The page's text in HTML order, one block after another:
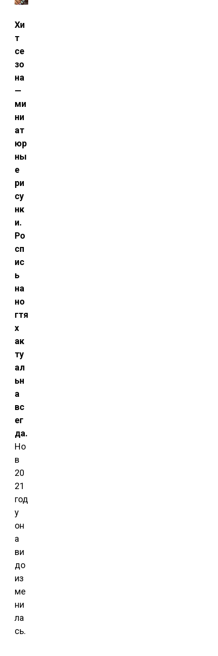
Хи
т
се
зо
на
—
ми
ни
ат
юр
ны
е
ри
су
нк
и.
Ро
сп
ис
ь
на
но
гтя
х
ак
ту
ал
ьн
а
вс
ег
да.
Но
в
20
21
год
у
он
а
ви
до
из
ме
ни
ла
сь.